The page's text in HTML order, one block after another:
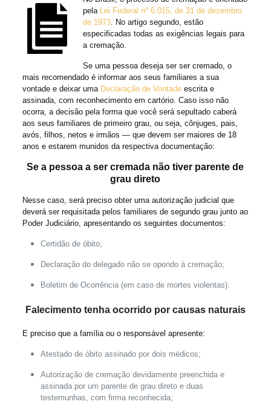
pela Lei Federal nº 6.015, de 31 de dezembro
de 1973. No artigo segundo, estão
especificadas todas as exigências legais para
a cremação.
Se uma pessoa deseja ser ser cremado, o
mais recomendado é informar aos seus familiares a sua
vontade e deixar uma Declaração de Vontadeescrita e
assinada, com reconhecimento em cartório. Caso isso não
ocorra, a decisão pela forma que você será sepultado caberá
aos seus familiares de primeiro grau, ou seja, cônjuges, pais,
avós, filhos, netos e irmãos — que devem ser maiores de 18
anos e estarem munidos da respectiva documentação:
Se a pessoa a ser cremada não tiver parente de
grau direto
Nesse caso, será preciso obter uma autorização judicial que
deverá ser requisitada pelos familiares de segundo grau junto ao
Poder Judiciário, apresentando os seguintes documentos:
Certidão de óbito;
Declaração do delegado não se opondo à cremação;
Boletim de Ocorrência (em caso de mortes violentas).
Falecimento tenha ocorrido por causas naturais
E preciso que a família ou o responsável apresente:
Atestado de óbito assinado por dois médicos;
Autorização de cremação devidamente preenchida e
assinada por um parente de grau direto e duas
testemunhas, com firma reconhecida;